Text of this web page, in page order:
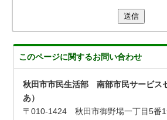
送信
このページに関するお問い合わせ
秋田市市民生活部 南部市民サービス
あ）
〒010-1424 秋田市御野場一丁目5番